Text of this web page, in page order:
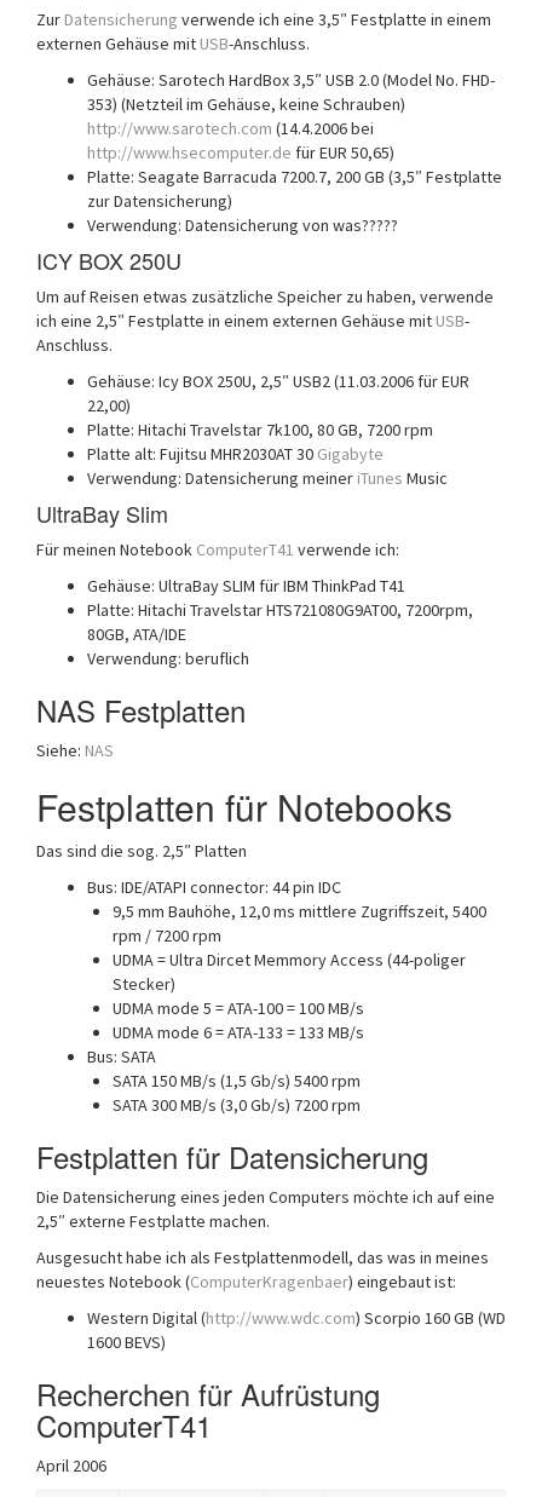
Zur Datensicherung verwende ich eine 3,5″ Festplatte in einem
externen Gehäuse mit USB-Anschluss.
Gehäuse: Sarotech HardBox 3,5″ USB 2.0 (Model No. FHD-
353) (Netzteil im Gehäuse, keine Schrauben)
http://www.sarotech.com (14.4.2006 bei
http://www.hsecomputer.de für EUR 50,65)
Platte: Seagate Barracuda 7200.7, 200 GB (3,5″ Festplatte
zur Datensicherung)
Verwendung: Datensicherung von was?????
ICY BOX 250U
Um auf Reisen etwas zusätzliche Speicher zu haben, verwende
ich eine 2,5″ Festplatte in einem externen Gehäuse mit USB-
Anschluss.
Gehäuse: Icy BOX 250U, 2,5″ USB2 (11.03.2006 für EUR
22,00)
Platte: Hitachi Travelstar 7k100, 80 GB, 7200 rpm
Platte alt: Fujitsu MHR2030AT 30 Gigabyte
Verwendung: Datensicherung meiner iTunes Music
UltraBay Slim
Für meinen Notebook ComputerT41 verwende ich:
Gehäuse: UltraBay SLIM für IBM ThinkPad T41
Platte: Hitachi Travelstar HTS721080G9AT00, 7200rpm,
80GB, ATA/IDE
Verwendung: beruflich
NAS Festplatten
Siehe: NAS
Festplatten für Notebooks
Das sind die sog. 2,5″ Platten
Bus: IDE/ATAPI connector: 44 pin IDC
9,5 mm Bauhöhe, 12,0 ms mittlere Zugriffszeit, 5400
rpm / 7200 rpm
UDMA = Ultra Dircet Memmory Access (44-poliger
Stecker)
UDMA mode 5 = ATA-100 = 100 MB/s
UDMA mode 6 = ATA-133 = 133 MB/s
Bus: SATA
SATA 150 MB/s (1,5 Gb/s) 5400 rpm
SATA 300 MB/s (3,0 Gb/s) 7200 rpm
Festplatten für Datensicherung
Die Datensicherung eines jeden Computers möchte ich auf eine
2,5″ externe Festplatte machen.
Ausgesucht habe ich als Festplattenmodell, das was in meines
neuestes Notebook (ComputerKragenbaer) eingebaut ist:
Western Digital (http://www.wdc.com) Scorpio 160 GB (WD
1600 BEVS)
Recherchen für Aufrüstung
ComputerT41
April 2006